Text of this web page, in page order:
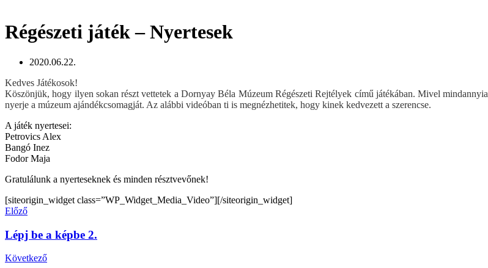
Régészeti játék – Nyertesek
2020.06.22.
Kedves Játékosok!
Köszönjük, hogy ilyen sokan részt vettetek a Dornyay Béla Múzeum Régészeti Rejtélyek című játékában. Mivel
nyerje a múzeum ajándékcsomagját. Az alábbi videóban ti is megnézhetitek, hogy kinek kedvezett a szerencse.
A játék nyertesei:
Petrovics Alex
Bangó Inez
Fodor Maja
Gratulálunk a nyerteseknek és minden résztvevőnek!
[siteorigin_widget class=”WP_Widget_Media_Video”][/siteorigin_widget]
Előző
Lépj be a képbe 2.
Következő